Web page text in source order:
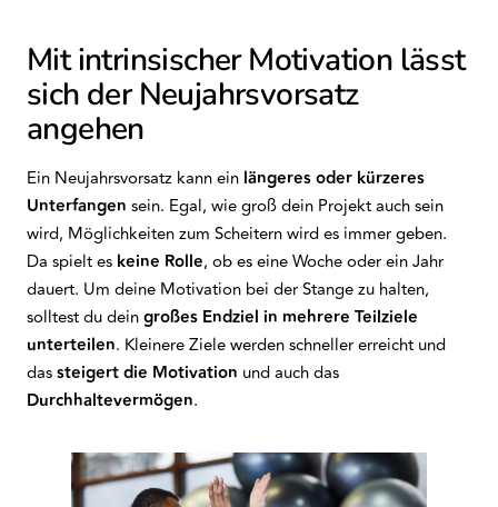
Mit intrinsischer Motivation lässt
sich der Neujahrsvorsatz
angehen
Ein Neujahrsvorsatz kann ein längeres oder kürzeres
Unterfangen sein. Egal, wie groß dein Projekt auch sein
wird, Möglichkeiten zum Scheitern wird es immer geben.
Da spielt es keine Rolle, ob es eine Woche oder ein Jahr
dauert. Um deine Motivation bei der Stange zu halten,
solltest du deingroßes Endziel in mehrere Teilziele
unterteilen. Kleinere Ziele werden schneller erreicht und
dassteigert die Motivation und auch das
Durchhaltevermögen.